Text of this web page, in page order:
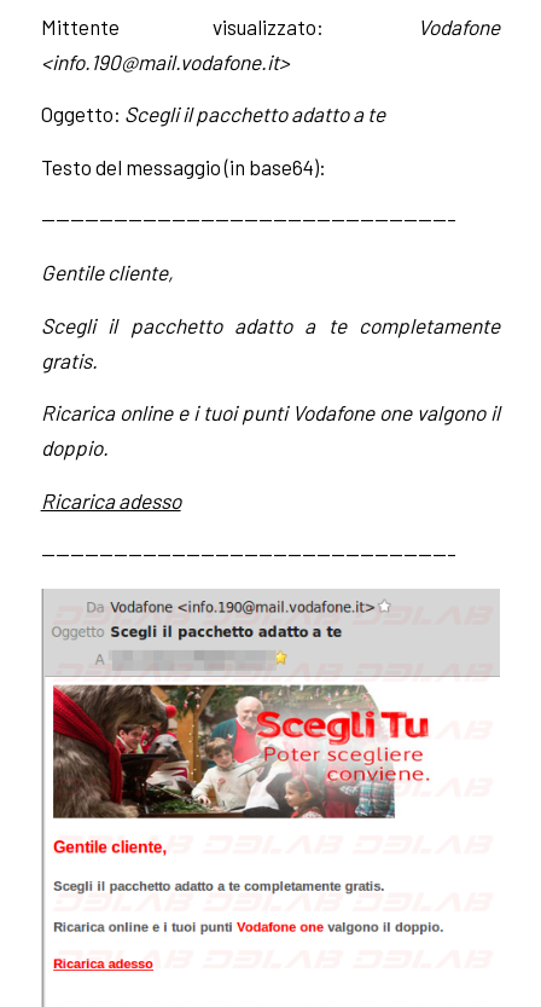
Mittente visualizzato:
Vodafone
<info.190@mail.vodafone.it>
Oggetto: Scegli il pacchetto adatto a te
Testo del messaggio (in base64):
————————————————————————————–
Gentile cliente,
Scegli il pacchetto adatto a te completamente
gratis.
Ricarica online e i tuoi punti Vodafone one valgono il
doppio.
Ricarica adesso
————————————————————————————–